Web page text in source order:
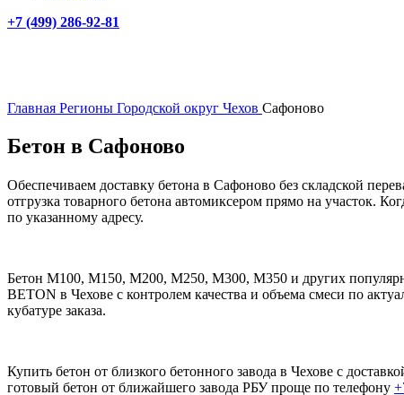
+7 (499) 286-92-81
Главная Регионы Городской округ Чехов Сафоново
Бетон в Сафоново
Обеспечиваем доставку бетона в Сафоново без складской
отгрузка товарного бетона автомиксером прямо на участок.
по указанному адресу.
Бетон М100, М150, М200, М250, М300, М350 и других
BETON в Чехове с контролем качества и объема смеси по
кубатуре заказа.
Купить бетон от близкого бетонного завода в Чехове с
готовый бетон от ближайшего завода РБУ проще по телефону